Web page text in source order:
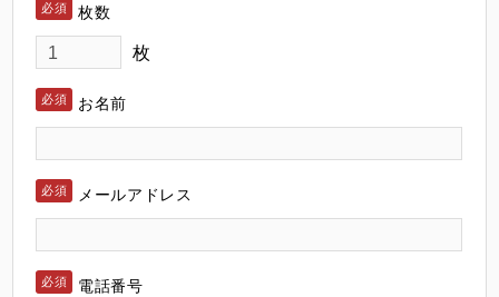
枚数
枚
お名前
メールアドレス
電話番号